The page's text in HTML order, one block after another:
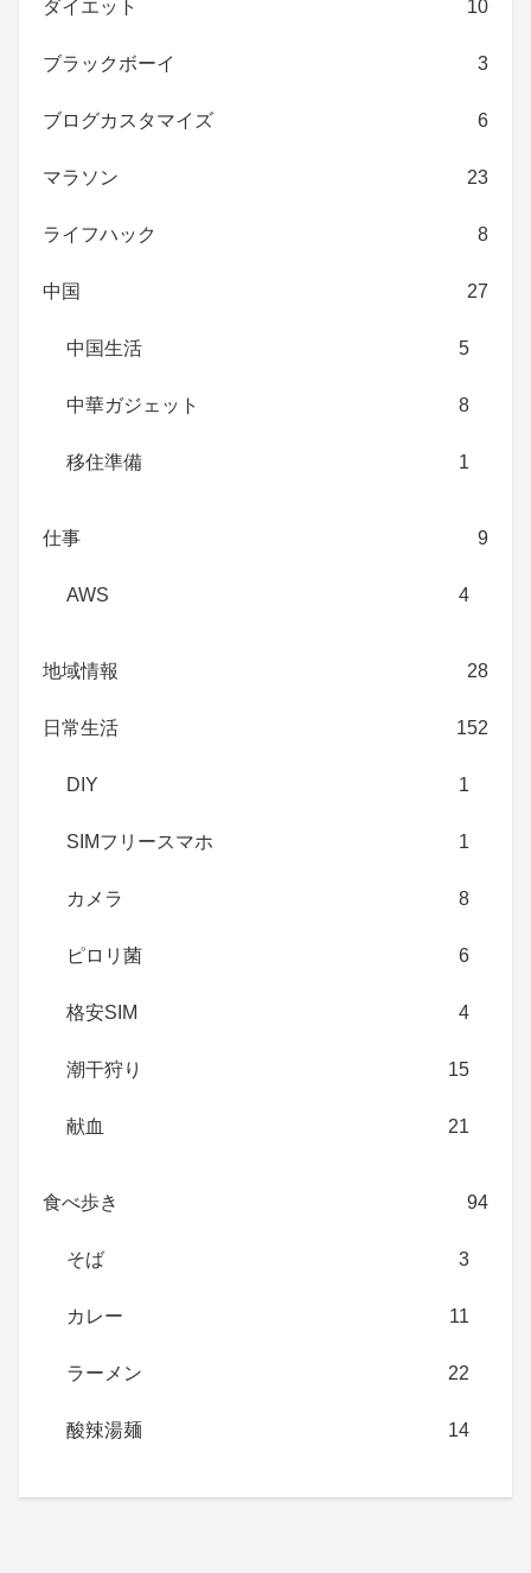
ダイエット 10
ブラックボーイ 3
ブログカスタマイズ 6
マラソン 23
ライフハック 8
中国 27
中国生活 5
中華ガジェット 8
移住準備 1
仕事 9
AWS 4
地域情報 28
日常生活 152
DIY 1
SIMフリースマホ 1
カメラ 8
ピロリ菌 6
格安SIM 4
潮干狩り 15
献血 21
食べ歩き 94
そば 3
カレー 11
ラーメン 22
酸辣湯麺 14